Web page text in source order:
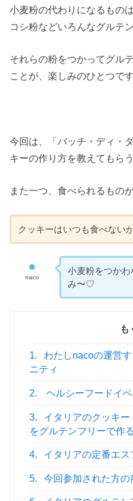
小麦粉の代わりになるもの
コシ粉などいろんなグルテ
それらの粉をつかってグル
ことが、楽しみのひとつです
今回は、「バッチ・ディ・
キーの作り方を教えてもら
また一つ、食べられるもの
クッキーはいつも食べない
naco
小麦粉をつか
み〜♡
も
1.
わたしnacoの運営
ニティ
2. ヘルシーフードイベ
3.
イタリアのクッキー
をグルテンフリーで作る
4. イタリアの定番エス
5. 今回参加された方の